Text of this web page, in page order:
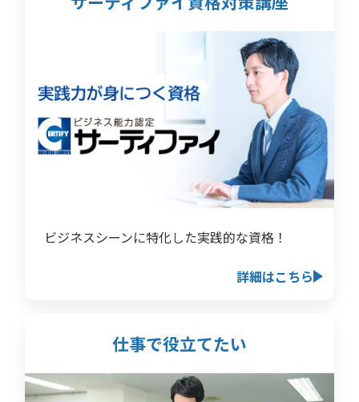
ビジネスシーンに特化した実践的な資格！
詳細はこちら
仕事で役立てたい